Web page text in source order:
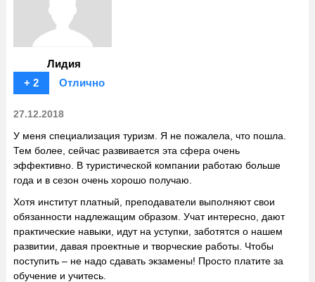
Лидия
+ 2
Отлично
27.12.2018
У меня специализация туризм. Я не пожалела, что пошла.
Тем более, сейчас развивается эта сфера очень
эффективно. В туристической компании работаю больше
года и в сезон очень хорошо получаю.
Хотя институт платный, преподаватели выполняют свои
обязанности надлежащим образом. Учат интересно, дают
практические навыки, идут на уступки, заботятся о нашем
развитии, давая проектные и творческие работы. Чтобы
поступить – не надо сдавать экзамены! Просто платите за
обучение и учитесь.